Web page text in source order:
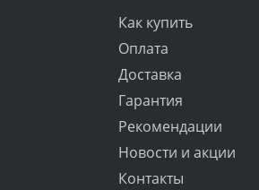
Как купить
Оплата
Доставка
Гарантия
Рекомендации
Новости и акции
Контакты